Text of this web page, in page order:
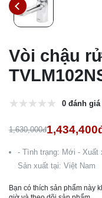
Vòi chậu
0 đánh giá
1,630,000đ
- Tình trạng: Mới - Xuất
Sản xuất tại: Việt Nam
Bạn có thích sản phẩm này